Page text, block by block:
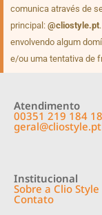
comunica através de
principal: @cliostyle.pt
envolvendo algum
e/ou uma tentativa de
Atendimento
00351 219 184
geral@cliostyle.pt
Institucional
Sobre a Clio Style
Contato